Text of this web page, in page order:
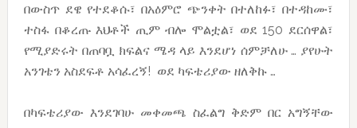
በውስጥ ደዌ የተደቆሱ፣ በአዕምሮ ጭንቀት በተለከፉ፣ በተዳከሙ፣
ተስፋ በቆረጡ እህቶች ጢም ብሎ ሞልቷል፣ ወደ 150 ደርሰዋል፣
የሚያድሩት በጠባቧ ክፍልና ሜዳ ላይ እንደሆነ ሰምቻለሁ … ያየሁት
አንገቴን አስደፍቶ አሳፈረኝ! ወደ ካፍቴሪያው ዘለቅኩ …
በካፍቴሪያው እንደገባሁ መቀመጫ ስፈልግ ቅድም በር አግኝቸው